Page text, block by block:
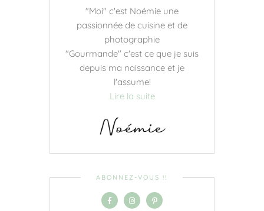
"Moi" c'est Noémie une
passionnée de cuisine et de
photographie
"Gourmande" c'est ce que je suis
depuis ma naissance et je
l'assume!
Lire la suite
ABONNEZ-VOUS !!